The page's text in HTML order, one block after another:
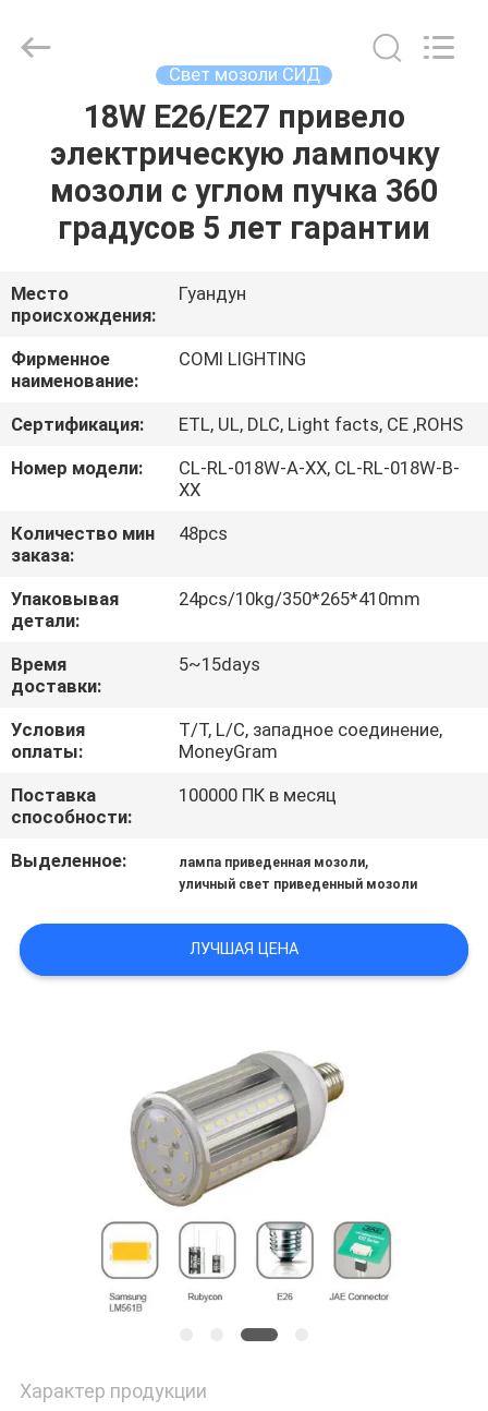
ПРОДУКТЫ
НАС
ПУТЕШЕСТВИЕ
ФАБРИКИ
ПРОВЕРКА
МЫ
НОВОСТИ
СЛУЧАИ
КАРТА
САЙТА
ПОЛИТИКА
КОНФИДЕНЦИАЛЬНОСТИ
LIGHTING
LIMITED.
Свет мозоли СИД
18W E26/E27 привело
электрическую лампочку
мозоли с углом пучка 360
градусов 5 лет гарантии
Место
происхождения:
Гуандун
Фирменное
наименование:
COMI LIGHTING
Сертификация:
ETL, UL, DLC, Light facts, CE ,ROHS
Номер модели:
CL-RL-018W-A-XX, CL-RL-018W-B-
XX
Количество мин
заказа:
48pcs
Упаковывая
детали:
24pcs/10kg/350*265*410mm
Время
доставки:
5~15days
Условия
оплаты:
T/T, L/C, западное соединение,
MoneyGram
Поставка
способности:
100000 ПК в месяц
Выделенное: лампа приведенная мозоли,
уличный свет приведенный мозоли
ЛУЧШАЯ ЦЕНА
Характер продукции